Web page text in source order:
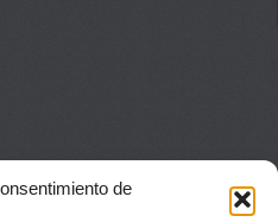
de
o949 835 058
111